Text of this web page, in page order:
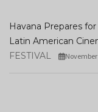
Havana Prepares
Latin American
FESTIVAL
November